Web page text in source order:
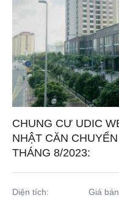
CHUNG CƯ UDIC
NHẬT CĂN
THÁNG 8/2023:
Diện tích: Giá